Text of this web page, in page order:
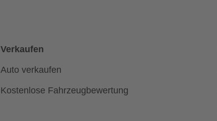
Verkaufen
Auto verkaufen
Kostenlose Fahrzeugbewertung